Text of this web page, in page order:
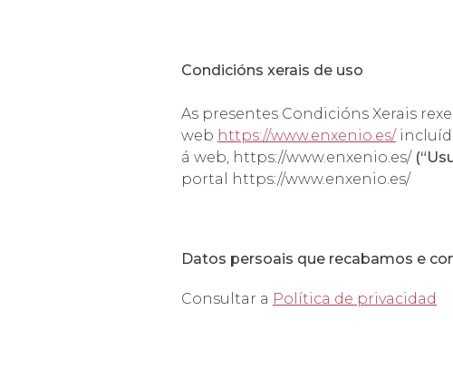
Condicións xerais de uso
As presentes Condicións Xerais
web https://www.enxenio.es/
á web, https://www.enxenio.es/
portal https://www.enxenio.es/
Datos persoais que recabamos e
Consultar a Política de privacidad